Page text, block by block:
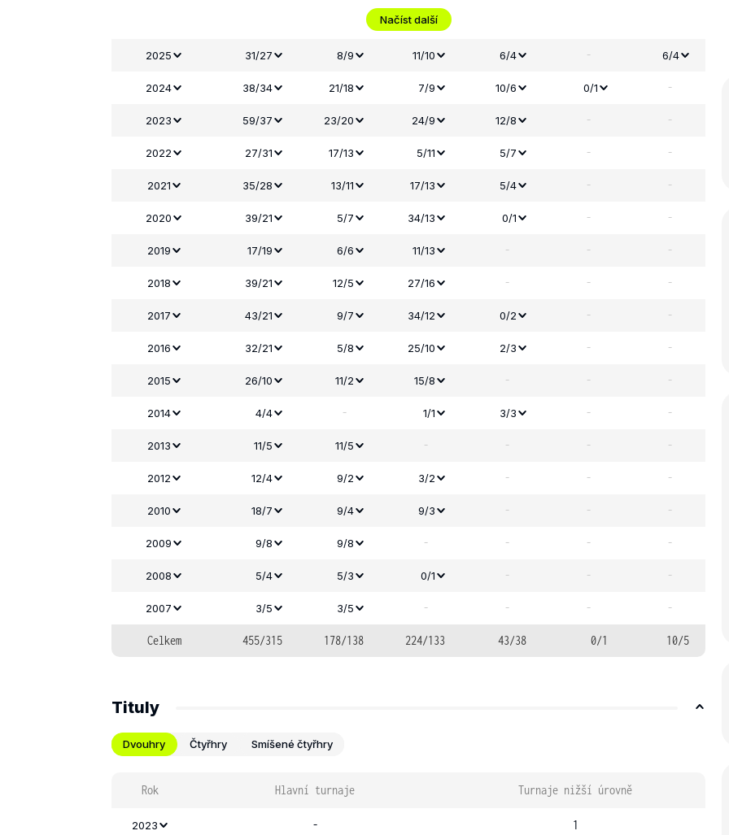
Načíst další
2025 31/27 8/9 11/10 6/4 - 6/4
2024 38/34 21/18 7/9 10/6 0/1 -
2023 59/37 23/20 24/9 12/8 - -
2022 27/31 17/13 5/11 5/7 - -
2021 35/28 13/11 17/13 5/4 - -
2020 39/21 5/7 34/13 0/1 - -
2019 17/19 6/6 11/13 - - -
2018 39/21 12/5 27/16 - - -
2017 43/21 9/7 34/12 0/2 - -
2016 32/21 5/8 25/10 2/3 - -
2015 26/10 11/2 15/8 - - -
2014 4/4 - 1/1 3/3 - -
2013 11/5 11/5 - - - -
2012 12/4 9/2 3/2 - - -
2010 18/7 9/4 9/3 - - -
2009 9/8 9/8 - - - -
2008 5/4 5/3 0/1 - - -
2007 3/5 3/5 - - - -
Celkem 455/315 178/138 224/133 43/38 0/1 10/5
Tituly
Dvouhry Čtyřhry Smíšené čtyřhry
Rok Hlavní turnaje Turnaje nižší úrovně
2023 - 1